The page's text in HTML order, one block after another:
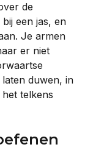
de
een jas, en
Je armen
er niet
duwen, in
telkens